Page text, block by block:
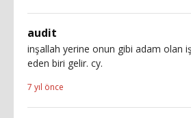
audit
inşallah yerine onun gibi adam olan
eden biri gelir. cy.
7 yıl önce